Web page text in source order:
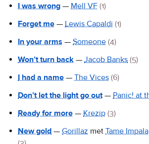
I was wrong — Mell VF (1)
Forget me — Lewis Capaldi (1)
In your arms — Someone (4)
Won’t turn back — Jacob Banks (5)
I had a name — The Vices (6)
Don’t let the light go out— Panic! at
Ready for more — Krezip (3)
New gold — Gorillaz met Tame Impala